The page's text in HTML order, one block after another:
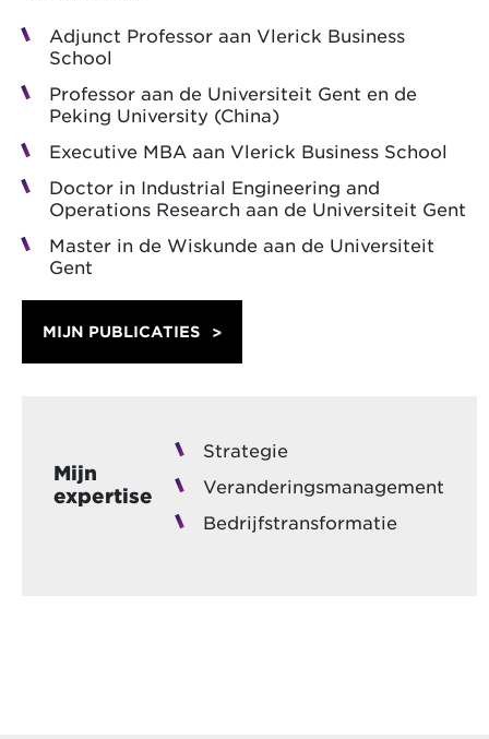
Adjunct Professor aan Vlerick Business
School
Professor aan de Universiteit Gent en de
Peking University (China)
Executive MBA aan Vlerick Business School
Doctor in Industrial Engineering and
Operations Research aan de Universiteit Gent
Master in de Wiskunde aan de Universiteit
Gent
MIJN PUBLICATIES
Mijn
expertise
Strategie
Veranderingsmanagement
Bedrijfstransformatie